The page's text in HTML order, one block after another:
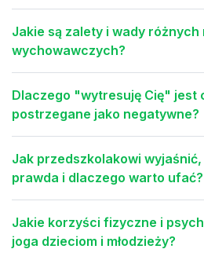
Jakie są zalety i wady różnych
wychowawczych?
Dlaczego "wytresuję Cię" jest
postrzegane jako negatywne?
Jak przedszkolakowi
prawda i dlaczego warto ufać?
Jakie korzyści fizyczne i
joga dzieciom i młodzieży?